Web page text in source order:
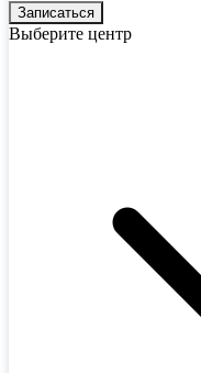
Выберите центр